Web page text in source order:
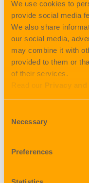
We use cookies to
provide social media
We also share
our social media,
may combine it with
provided to them or
of their services.
Read our Privacy
Selection
Necessary
Preferences